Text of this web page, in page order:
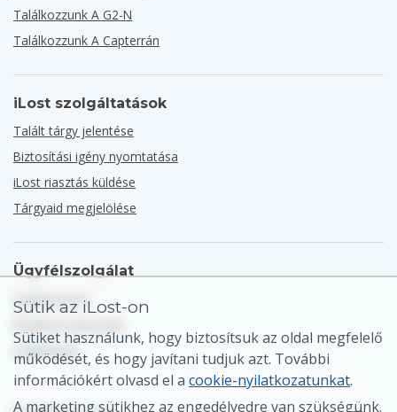
Találkozzunk A G2-N
Találkozzunk A Capterrán
iLost szolgáltatások
Talált tárgy jelentése
Biztosítási igény nyomtatása
iLost riasztás küldése
Tárgyaid megjelölése
Ügyfélszolgálat
Súgóközpont
Oldaltérkép
Sütik az iLost-on
Sütiket használunk, hogy biztosítsuk az oldal megfelelő
működését, és hogy javítani tudjuk azt. További
információkért olvasd el a cookie-nyilatkozatunkat.
A marketing sütikhez az engedélyedre van szükségünk.